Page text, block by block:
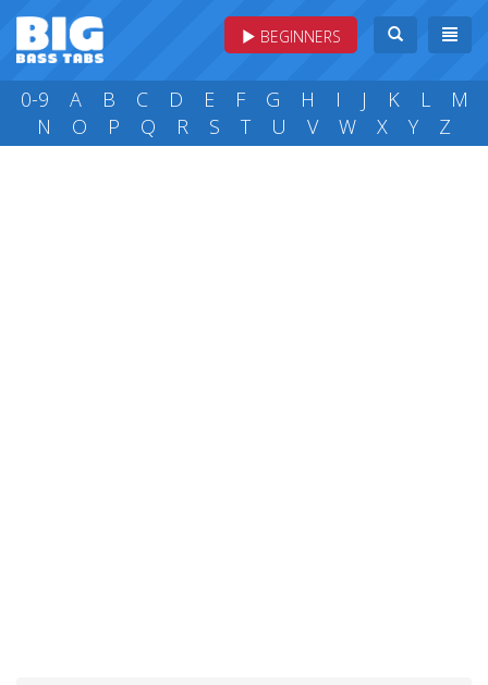
BEGINNERS
0-9 A B C D E F G H I J K L
M
N
O P Q R S T U V W X Y Z